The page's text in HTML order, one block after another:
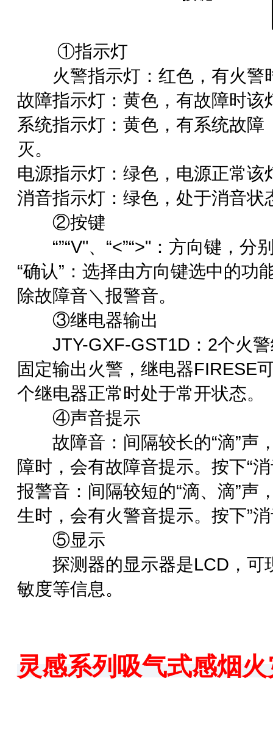
①指示灯
火警指示灯：红色，有火警
故障指示灯：黄色，有故障时该
系统指示灯：黄色，有系统故
灭。
电源指示灯：绿色，电源正常该
消音指示灯：绿色，处于消音状
②按键
“”“V"、“<”“>"：方向键，分
“确认”：选择由方向键选中的功
除故障音＼报警音。
③继电器输出
JTY-GXF-GST1D：2个火警
固定输出火警，继电器FIRESE
个继电器正常时处于常开状态。
④声音提示
故障音：间隔较长的“滴”声
障时，会有故障音提示。按下“
报警音：间隔较短的“滴、滴”声
生时，会有火警音提示。按下”
⑤显示
探测器的显示器是LCD，可
敏度等信息。
灵感系列吸气式感烟